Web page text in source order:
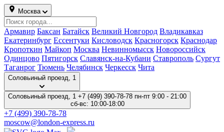
Москва
Армавир Баксан Батайск Великий Новгород Владикавказ
Екатеринбург Ессентуки Кисловодск Красногорск Краснодар
Кропоткин Майкоп Москва Невинномысск Новороссийск
Одинцово Пятигорск Славянск-на-Кубани Ставрополь Сургут
Таганрог Тюмень Челябинск Черкесск Чита
Соловьиный проезд, 1
Соловьиный проезд, 1 +7 (499) 390-78-78 пн-пт 9:00 - 21:00
сб-вс: 10:00-18:00
+7 (499) 390-78-78
moscow@london-express.ru